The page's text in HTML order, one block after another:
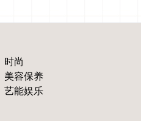
时尚
美容保养
艺能娱乐